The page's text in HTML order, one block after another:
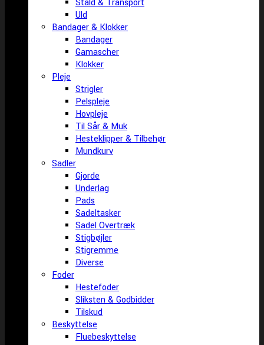
Stald & Transport
Uld
Bandager & Klokker
Bandager
Gamascher
Klokker
Pleje
Strigler
Pelspleje
Hovpleje
Til Sår & Muk
Hesteklipper & Tilbehør
Mundkurv
Sadler
Gjorde
Underlag
Pads
Sadeltasker
Sadel Overtræk
Stigbøjler
Stigremme
Diverse
Foder
Hestefoder
Sliksten & Godbidder
Tilskud
Beskyttelse
Fluebeskyttelse